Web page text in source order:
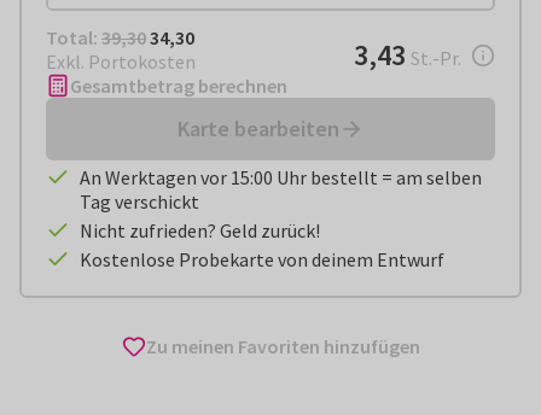
Total: € 34,30
Total: 39,3034,30
Exkl. Portokosten
€ 3,43pro Stück
3,43 St.-Pr.
Gesamtbetrag berechnen
Karte bearbeiten
An Werktagen vor 15:00 Uhr bestellt = am selben
Tag verschickt
Nicht zufrieden? Geld zurück!
Kostenlose Probekarte von deinem Entwurf
Zu meinen Favoriten hinzufügen